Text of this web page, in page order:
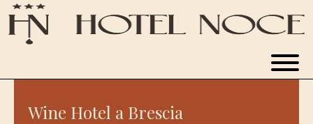
CAMERE
Wine Hotel a Brescia